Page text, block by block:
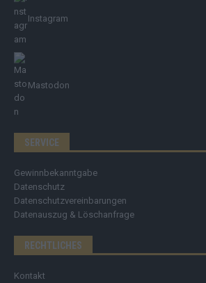
Instagram
Mastodon
SERVICE
Gewinnbekanntgabe
Datenschutz
Datenschutzvereinbarungen
Datenauszug & Löschanfrage
RECHTLICHES
Kontakt